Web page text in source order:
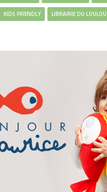
KIDS FRIENDLY LIBRAIRIE DU LOULOU